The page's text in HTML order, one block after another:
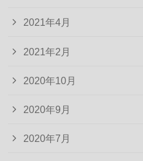
2021年4月
2021年2月
2020年10月
2020年9月
2020年7月